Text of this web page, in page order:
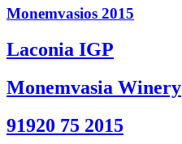
Monemvasios 2015
Laconia IGP
Monemvasia Winery
91920 75 2015